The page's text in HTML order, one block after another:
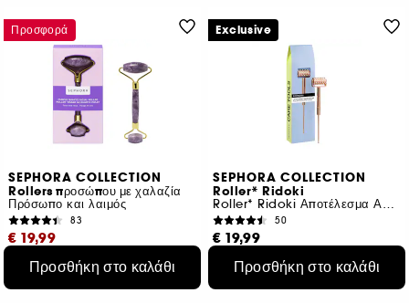
SEPHORA COLLECTION
Rollers προσώπου με χαλαζία
Πρόσωπο και λαιμός
83
€ 19,99
Αρχική τιμή : € 24,99 -20%
Προσθήκη στο καλάθι
Προσφορά
SEPHORA COLLECTION
Roller* Ridoki
Roller* Ridoki Αποτέλεσμα Ανόρθωσης
50
€ 19,99
Προσθήκη στο καλάθι
Exclusive